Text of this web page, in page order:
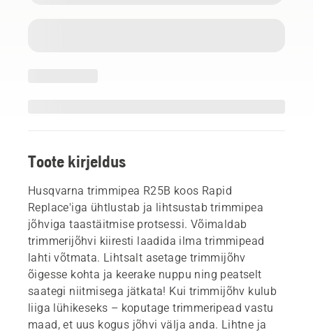
Toote kirjeldus
Husqvarna trimmipea R25B koos Rapid
Replace'iga ühtlustab ja lihtsustab trimmipea
jõhviga taastäitmise protsessi. Võimaldab
trimmerijõhvi kiiresti laadida ilma trimmipead
lahti võtmata. Lihtsalt asetage trimmijõhv
õigesse kohta ja keerake nuppu ning peatselt
saategi niitmisega jätkata! Kui trimmijõhv kulub
liiga lühikeseks – koputage trimmeripead vastu
maad, et uus kogus jõhvi välja anda. Lihtne ja